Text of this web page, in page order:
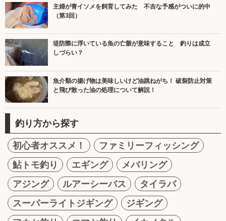
主婦が青イソメを飼育してみた 不吉な予感がついに的中
（第3回）
堤防際に浮いている魚の亡骸が意味すること 釣りは成立
しづらい？
魚介類の揚げ物は美味しいけど油跳ねがち！ 破裂防止対策
と飛び散った油の処理について解説！
釣り方から探す
初心者オススメ！
ファミリーフィッシング
鮎トモ釣り
エギング
メバリング
アジング
ルアーシーバス
タイラバ
スーパーライトジギング
ジギング